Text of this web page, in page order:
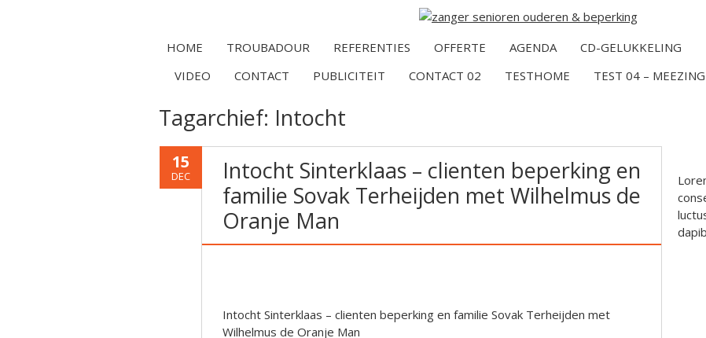
HOME TROUBADOUR REFERENTIES OFFERTE AGENDA CD-GELUKKELING
VIDEO
CONTACT PUBLICITEIT CONTACT 02 TESTHOME TEST 04 – MEEZING
Tagarchief: Intocht
15
DEC
Intocht Sinterklaas – clienten beperking en
familie Sovak Terheijden met Wilhelmus de
Oranje Man
Intocht Sinterklaas – clienten beperking en familie Sovak Terheijden met
Wilhelmus de Oranje Man